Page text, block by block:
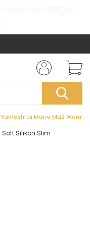
Yamashita Maria Ma2 Worm